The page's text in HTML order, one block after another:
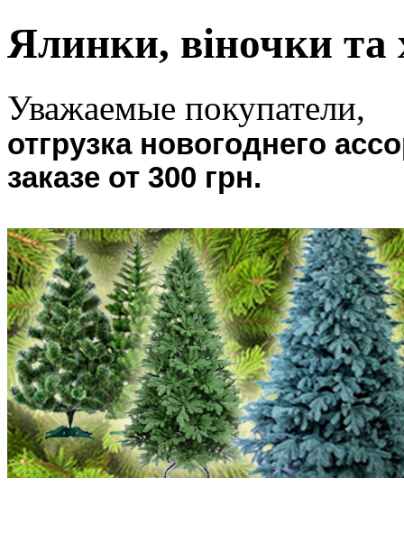
Ялинки, віночки та
Уважаемые покупатели,
отгрузка новогоднего
заказе от 300 грн.